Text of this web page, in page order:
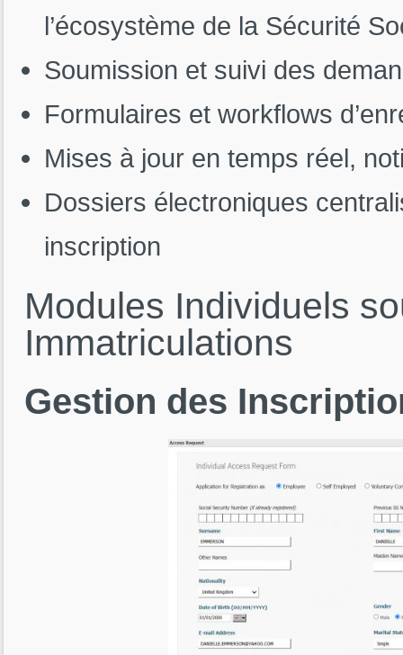
l’écosystème de la Sécurité
Soumission et suivi des
Formulaires et workflows
Mises à jour en temps réel,
Dossiers électroniques
inscription
Modules Individuels
Immatriculations
Gestion des